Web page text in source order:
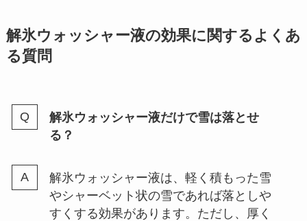
解氷ウォッシャー液の効果に関するよくあ
る質問
解氷ウォッシャー液だけで雪は落とせ
る？
解氷ウォッシャー液は、軽く積もった雪
やシャーベット状の雪であれば落としや
すくする効果があります。ただし、厚く